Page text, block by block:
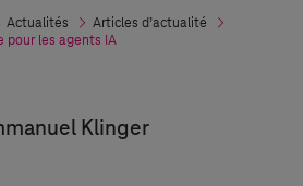
Actualités
Articles d’actualité
pour les agents IA
Klinger